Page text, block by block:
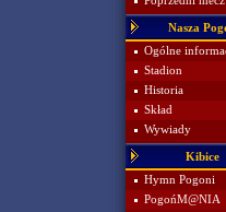
Nasza
Ogólne
Stadion
Historia
Skład
Wywiady
Kibice
Hymn Pogoni
PogońM@NIA